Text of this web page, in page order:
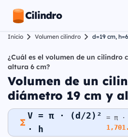
Cilindro
Inicio Volumen cilindro d=19 cm,
¿Cuál es el volumen de un cilindro
altura 6 cm?
Volumen de un
diámetro 19 cm y
V = π · (d/2)²
· h
= π ·